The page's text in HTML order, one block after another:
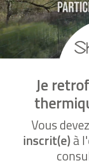
Je
Vous
inscrit(e)à